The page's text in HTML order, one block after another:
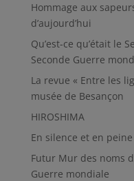
Hommage aux
d’aujourd’hui
Qu’est-ce qu’était le
Seconde Guerre
La revue « Entre les
musée de Besançon
HIROSHIMA
En silence et en peine
Futur Mur des noms
Guerre mondiale